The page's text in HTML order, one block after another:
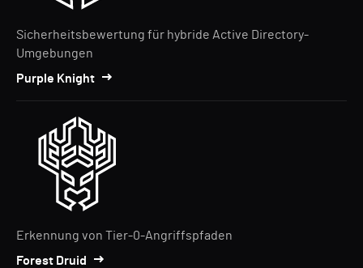
Sicherheitsbewertung für hybride Active Directory-
Umgebungen
Purple Knight
Erkennung von Tier-0-Angriffspfaden
Forest Druid